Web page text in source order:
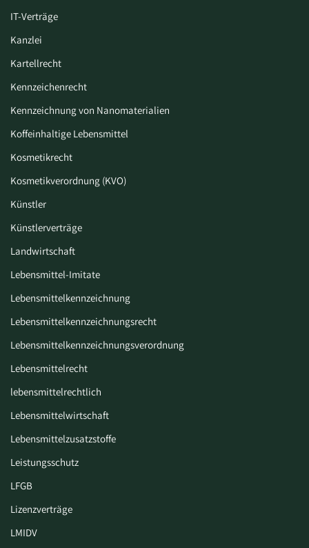
IT-Verträge
Kanzlei
Kartellrecht
Kennzeichenrecht
Kennzeichnung von Nanomaterialien
Koffeinhaltige Lebensmittel
Kosmetikrecht
Kosmetikverordnung (KVO)
Künstler
Künstlerverträge
Landwirtschaft
Lebensmittel-Imitate
Lebensmittelkennzeichnung
Lebensmittelkennzeichnungsrecht
Lebensmittelkennzeichnungsverordnung
Lebensmittelrecht
lebensmittelrechtlich
Lebensmittelwirtschaft
Lebensmittelzusatzstoffe
Leistungsschutz
LFGB
Lizenzverträge
LMIDV